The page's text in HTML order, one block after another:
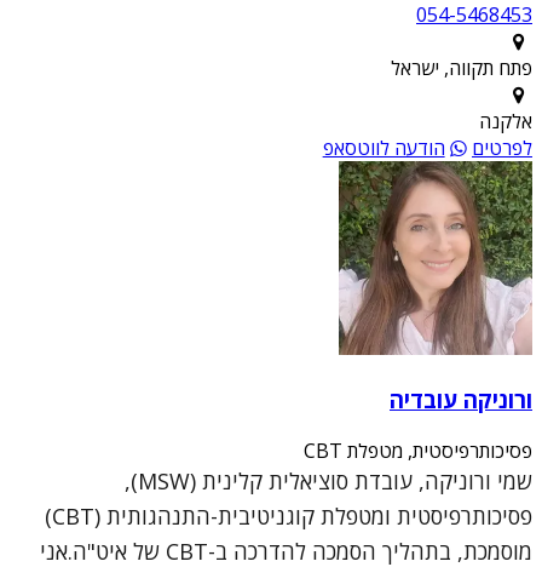
054-5468453
פתח תקווה, ישראל
אלקנה
לפרטים
הודעה לווטסאפ
ורוניקה עובדיה
פסיכותרפיסטית, מטפלת CBT
שמי ורוניקה, עובדת סוציאלית קלינית (MSW),
פסיכותרפיסטית ומטפלת קוגניטיבית-התנהגותית (CBT)
מוסמכת, בתהליך הסמכה להדרכה ב-CBT של איט"ה.אני